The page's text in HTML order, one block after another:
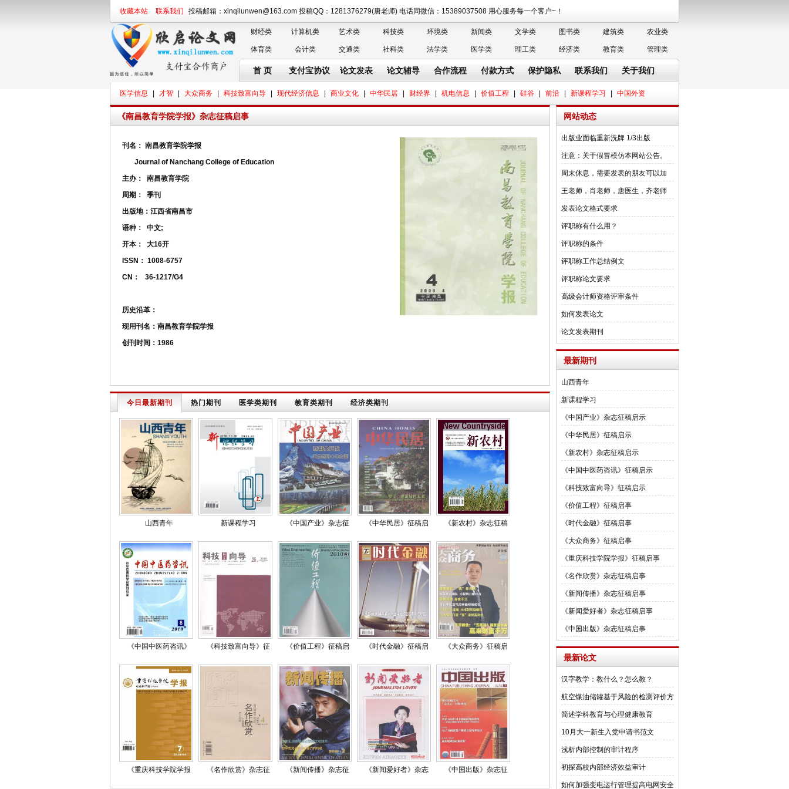
收藏本站 联系我们 投稿邮箱：xinqilunwen@163.com 投稿QQ：1281376279(唐老师) 电话同微信：15389037508 用心服务每一个客户~！
财经类 计算机类 艺术类 科技类 环境类 新闻类 文学类 图书类 建筑类 农业类
体育类 会计类 交通类 社科类 法学类 医学类 理工类 经济类 教育类 管理类
首 页 支付宝协议 论文发表 论文辅导 合作流程 付款方式 保护隐私 联系我们 关于我们
医学信息 才智 大众商务 科技致富向导 现代经济信息 商业文化 中华民居 财经界 机电信息 价值工程 硅谷 前沿 新课程学习 中国外资
《南昌教育学院学报》杂志征稿启事
刊名： 南昌教育学院学报
Journal of Nanchang College of Education
主办：
南昌教育学院
周期：
季刊
出版地： 江西省南昌市
语种：
中文;
开本：
大16开
ISSN： 1008-6757
CN：
36-1217/G4
历史沿革：
现用刊名：南昌教育学院学报
创刊时间：1986
今日最新期刊 热门期刊 医学类期刊 教育类期刊 经济类期刊
山西青年 新课程学习 《中国产业》杂志征 《中华民居》征稿启 《新农村》杂志征稿
《中国中医药咨讯》 《科技致富向导》征 《价值工程》征稿启 《时代金融》征稿启 《大众商务》征稿启
《重庆科技学院学报 《名作欣赏》杂志征 《新闻传播》杂志征 《新闻爱好者》杂志 《中国出版》杂志征
网站动态
出版业面临重新洗牌 1/3出版
注意：关于假冒模仿本网站公告。
周末休息，需要发表的朋友可以加
王老师，肖老师，唐医生，齐老师
发表论文格式要求
评职称有什么用？
评职称的条件
评职称工作总结例文
评职称论文要求
高级会计师资格评审条件
如何发表论文
论文发表期刊
最新期刊
山西青年
新课程学习
《中国产业》杂志征稿启示
《中华民居》征稿启示
《新农村》杂志征稿启示
《中国中医药咨讯》征稿启示
《科技致富向导》征稿启示
《价值工程》征稿启事
《时代金融》征稿启事
《大众商务》征稿启事
《重庆科技学院学报》征稿启事
《名作欣赏》杂志征稿启事
《新闻传播》杂志征稿启事
《新闻爱好者》杂志征稿启事
《中国出版》杂志征稿启事
最新论文
汉字教学：教什么？怎么教？
航空煤油储罐基于风险的检测评价方
法研
简述学科教育与心理健康教育
10月大一新生入党申请书范文
浅析内部控制的审计程序
初探高校内部经济效益审计
如何加强变电运行管理提高电网安全